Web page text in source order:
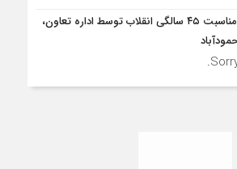
اجرای ۴۵ برنامه به‌مناسبت ۴۵ سالگی انقلاب توسط اداره تعاون،